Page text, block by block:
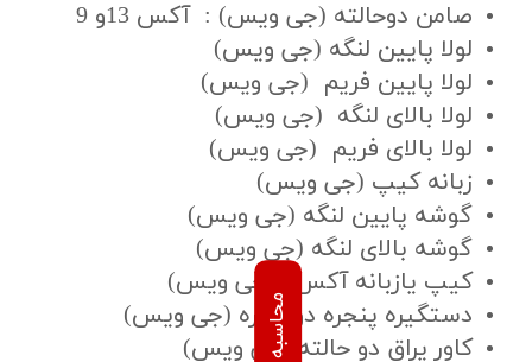
صامن دوحالته (جی ویس) : آکس 13و 9
لولا پایین لنگه (جی ویس)
لولا پایین فریم (جی ویس)
لولا بالای لنگه (جی ویس)
لولا بالای فریم (جی ویس)
زبانه کیپ (جی ویس)
گوشه پایین لنگه (جی ویس)
گوشه بالای لنگه (جی ویس)
کیپ یازبانه آکس 9(جی ویس)
دستگیره پنجره دوجداره (جی ویس)
کاور یراق دو حالته (جی ویس)